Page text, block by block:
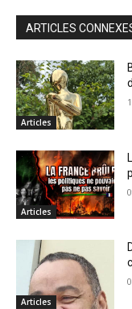
ARTICLES
Articles
Articles
Articles